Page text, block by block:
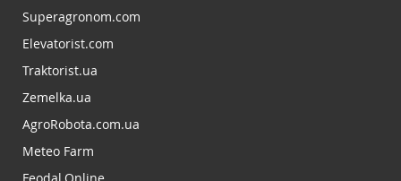
Superagronom.com
Elevatorist.com
Traktorist.ua
Zemelka.ua
AgroRobota.com.ua
Meteo Farm